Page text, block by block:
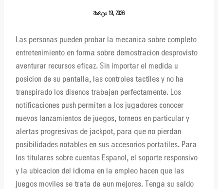
მარტი 19, 2026
Las personas pueden probar la mecanica sobre completo
entretenimiento en forma sobre demostracion desprovisto
aventurar recursos eficaz. Sin importar el medida u
posicion de su pantalla, las controles tactiles y no ha
transpirado los disenos trabajan perfectamente. Los
notificaciones push permiten a los jugadores conocer
nuevos lanzamientos de juegos, torneos en particular y
alertas progresivas de jackpot, para que no pierdan
posibilidades notables en sus accesorios portatiles. Para
los titulares sobre cuentas Espanol, el soporte responsivo
y la ubicacion del idioma en la empleo hacen que las
juegos moviles se trata de aun mejores. Tenga su saldo